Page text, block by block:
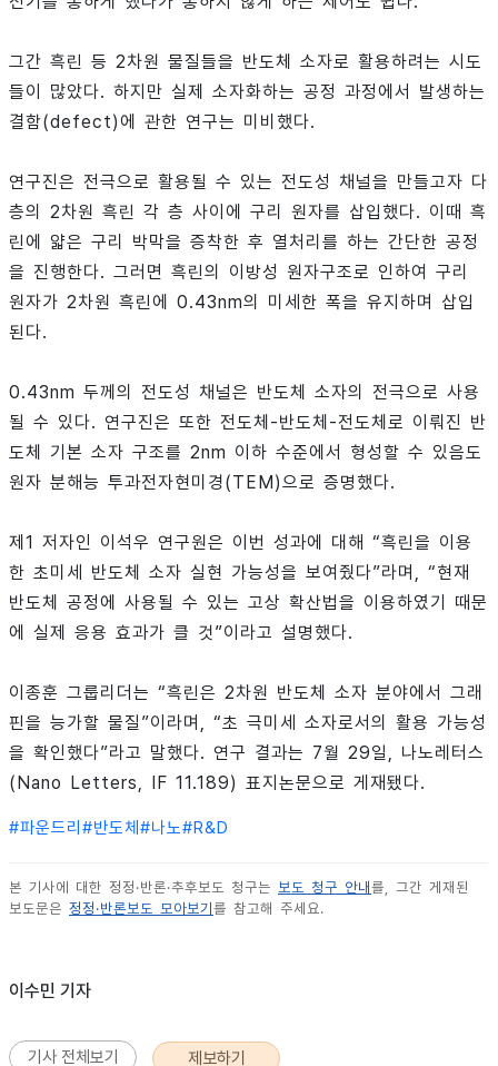
그간 흑린 등 2차원 물질들을 반도체 소자로 활용하려는 시도
들이 많았다. 하지만 실제 소자화하는 공정 과정에서 발생하는
결함(defect)에 관한 연구는 미비했다.
연구진은 전극으로 활용될 수 있는 전도성 채널을 만들고자 다
층의 2차원 흑린 각 층 사이에 구리 원자를 삽입했다. 이때 흑
린에 얇은 구리 박막을 증착한 후 열처리를 하는 간단한 공정
을 진행한다. 그러면 흑린의 이방성 원자구조로 인하여 구리
원자가 2차원 흑린에 0.43nm의 미세한 폭을 유지하며 삽입
된다.
0.43nm 두께의 전도성 채널은 반도체 소자의 전극으로 사용
될 수 있다. 연구진은 또한 전도체-반도체-전도체로 이뤄진 반
도체 기본 소자 구조를 2nm 이하 수준에서 형성할 수 있음도
원자 분해능 투과전자현미경(TEM)으로 증명했다.
제1 저자인 이석우 연구원은 이번 성과에 대해 “흑린을 이용
한 초미세 반도체 소자 실현 가능성을 보여줬다”라며, “현재
반도체 공정에 사용될 수 있는 고상 확산법을 이용하였기 때문
에 실제 응용 효과가 클 것”이라고 설명했다.
이종훈 그룹리더는 “흑린은 2차원 반도체 소자 분야에서 그래
핀을 능가할 물질”이라며, “초 극미세 소자로서의 활용 가능성
을 확인했다”라고 말했다. 연구 결과는 7월 29일, 나노레터스
(Nano Letters, IF 11.189) 표지논문으로 게재됐다.
#파운드리 #반도체 #나노#R&D
본 기사에 대한 정정·반론·추후보도 청구는 보도 청구 안내 를, 그간 게재된
보도문은 정정·반론보도 모아보기 를 참고해 주세요.
이수민 기자
기사 전체보기 제보하기